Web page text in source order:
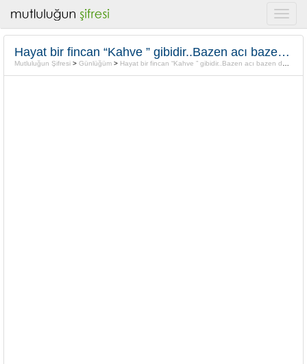
Hayat bir fincan “Kahve ” gibidir..Bazen acı bazen de TATLI olur
Mutluluğun Şifresi > Günlüğüm > Hayat bir fincan “Kahve ” gibidir..Bazen acı bazen de TATLI olur